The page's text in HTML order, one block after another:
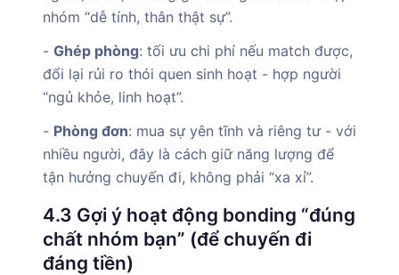
nhóm “dễ tính, thân thật sự”.
- Ghép phòng: tối ưu chi phí nếu match được,
đổi lại rủi ro thói quen sinh hoạt - hợp người
“ngủ khỏe, linh hoạt”.
- Phòng đơn: mua sự yên tĩnh và riêng tư - với
nhiều người, đây là cách giữ năng lượng để
tận hưởng chuyến đi, không phải “xa xỉ”.
4.3 Gợi ý hoạt động bonding “đúng
chất nhóm bạn” (để chuyến đi
đáng tiền)